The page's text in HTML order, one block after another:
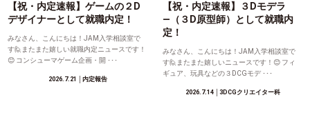
【祝・内定速報】ゲームの２D
デザイナーとして就職内定！
みなさん、こんにちは！JAM入学相談室で
す🙋またまた嬉しい就職内定ニュースです！
😊 コンシューマゲーム企画・開 ･･･
2026.7.21 │内定報告
【祝・内定速報】３Dモデラ
―（３D原型師）として就職内
定！
みなさん、こんにちは！JAM入学相談室で
す🙋またまた嬉しいニュースです！😊 フィ
ギュア、玩具などの３DCGモデ ･･･
2026.7.14│3DCGクリエイター科